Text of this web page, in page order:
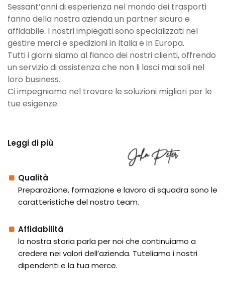
Sessant’anni di esperienza nel mondo dei trasporti
fanno della nostra azienda un partner sicuro e
affidabile. I nostri impiegati sono specializzati nel
gestire merci e spedizioni in Italia e in Europa.
Tutti i giorni siamo al fianco dei nostri clienti, offrendo
un servizio di assistenza che non li lasci mai soli nel
loro business.
Ci impegniamo nel trovare le soluzioni migliori per le
tue esigenze.
Leggi di più
Qualità
Preparazione, formazione e lavoro di squadra sono le
caratteristiche del nostro team.
Affidabilità
la nostra storia parla per noi che continuiamo a
credere nei valori dell’azienda. Tuteliamo i nostri
dipendenti e la tua merce.